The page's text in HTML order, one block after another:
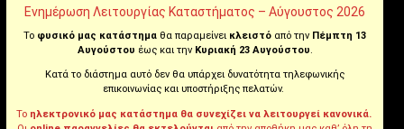
Instagram
Youtube
Tiktok
Ενημέρωση Λειτουργίας Καταστήματος – Αύγουστος 2026
Το φυσικό μας κατάστημα θα παραμείνει κλειστό από την Πέμπτη 13
Αυγούστου έως και τηνΚυριακή 23 Αυγούστου.
Κατά το διάστημα αυτό δεν θα υπάρχει δυνατότητα τηλεφωνικής
επικοινωνίας και υποστήριξης πελατών.
Το ηλεκτρονικό μας κατάστημα θα συνεχίζει να λειτουργεί κανονικά.